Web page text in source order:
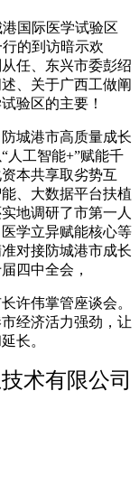
国际医学试验区
的到访暗示欢
任、东兴市委彭绍
、关于广西工做阐
验区的主要！
城港市高质量成长
人工智能+”赋能千
本共享取劣势互
、大数据平台扶植
地调研了市第一人
学立异赋能核心等
对接防城港市成长
四中全会，
伟掌管座谈会。
经济活力强劲，让
长。
术有限公司